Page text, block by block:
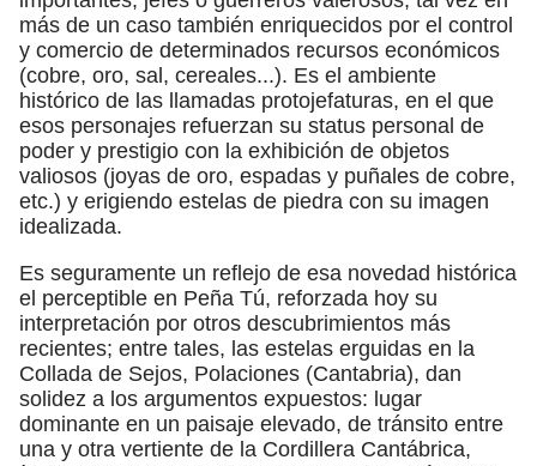
más de un caso también enriquecidos por el control
y comercio de determinados recursos económicos
(cobre, oro, sal, cereales...). Es el ambiente
histórico de las llamadas protojefaturas, en el que
esos personajes refuerzan su status personal de
poder y prestigio con la exhibición de objetos
valiosos (joyas de oro, espadas y puñales de cobre,
etc.) y erigiendo estelas de piedra con su imagen
idealizada.
Es seguramente un reflejo de esa novedad histórica
el perceptible en Peña Tú, reforzada hoy su
interpretación por otros descubrimientos más
recientes; entre tales, las estelas erguidas en la
Collada de Sejos, Polaciones (Cantabria), dan
solidez a los argumentos expuestos: lugar
dominante en un paisaje elevado, de tránsito entre
una y otra vertiente de la Cordillera Cantábrica,